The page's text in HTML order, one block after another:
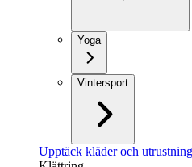
Yoga
Vintersport
Upptäck kläder och